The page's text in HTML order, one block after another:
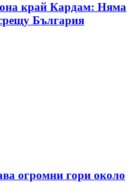
край Кардам: Няма
България
огромни гори около